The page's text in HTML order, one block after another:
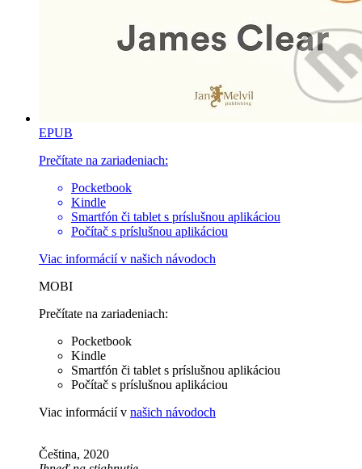
EPUB
Prečítate na zariadeniach:
Pocketbook
Kindle
Smartfón či tablet s príslušnou aplikáciou
Počítač s príslušnou aplikáciou
Viac informácií v našich návodoch
MOBI
Prečítate na zariadeniach:
Pocketbook
Kindle
Smartfón či tablet s príslušnou aplikáciou
Počítač s príslušnou aplikáciou
Viac informácií v našich návodoch
Čeština, 2020